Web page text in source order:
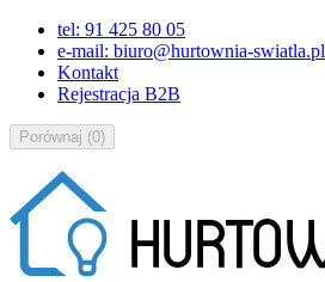
tel: 91 425 80 05
e-mail: biuro@hurtownia-swiatla.pl
Kontakt
Rejestracja B2B
Porównaj (0)